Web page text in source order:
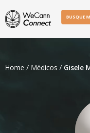
BUSQUE
Home / Médicos / Gisele